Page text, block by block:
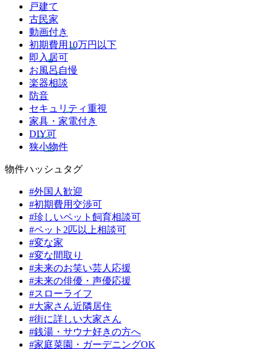
戸建て
古民家
動画付き
初期費用10万円以下
即入居可
お風呂自慢
楽器相談
防音
セキュリティ重視
家具・家電付き
DIY可
狭小物件
物件ハッシュタグ
#外国人歓迎
#初期費用交渉可
#珍しいペット飼育相談可
#ペット2匹以上相談可
#変な家
#変な間取り
#未来のお笑い芸人応援
#未来の俳優・声優応援
#スローライフ
#大家さん近隣居住
#街に詳しい大家さん
#銭湯・サウナ好きの方へ
#家庭菜園・ガーデニングOK